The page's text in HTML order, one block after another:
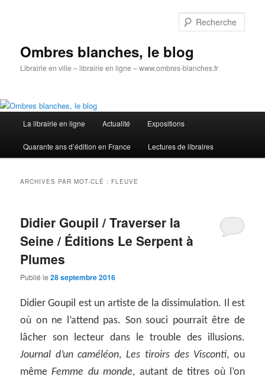
Ombres blanches, le blog
Librairie en ville – librairie en ligne – www.ombres-blanches.fr
principal
La librairie en ligne Actualité Expositions
Quarante ans d’édition en France Lectures de libraires
ARCHIVES PAR MOT-CLÉ : FLEUVE
Didier Goupil / Traverser la
Seine / Éditions Le Serpent à
Plumes
Publié le28 septembre 2016
Didier Goupil est un artiste de la dissimulation. Il est
où on ne l’attend pas. Son souci pourrait être de
lâcher son lecteur dans le trouble des illusions.
Journal d’un caméléon,Les tiroirs des Visconti, ou
mêmeFemme du monde, autant de titres où l’on